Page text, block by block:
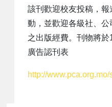
該刊歡迎校友投稿，
動，並歡迎各級社、公
之出版經費。刊物將
廣告認刊表
http://